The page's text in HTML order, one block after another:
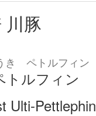
川豚
き ペトルフィン
トルフィン
Ulti-Pettlephin